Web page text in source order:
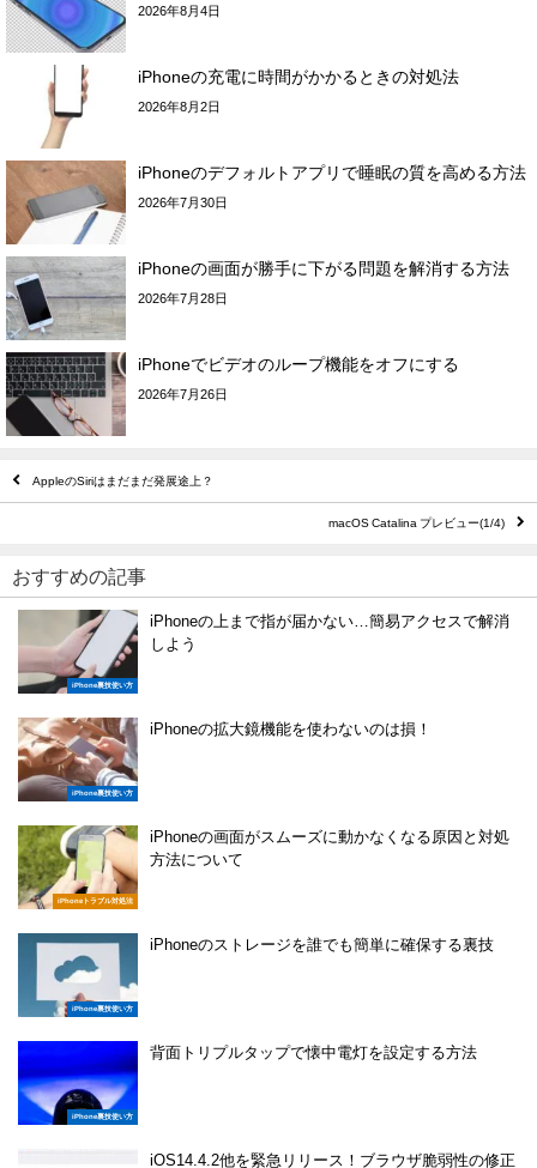
2026年8月4日
iPhoneの充電に時間がかかるときの対処法
2026年8月2日
iPhoneのデフォルトアプリで睡眠の質を高める方法
2026年7月30日
iPhoneの画面が勝手に下がる問題を解消する方法
2026年7月28日
iPhoneでビデオのループ機能をオフにする
2026年7月26日
AppleのSiriはまだまだ発展途上？
macOS Catalina プレビュー(1/4)
おすすめの記事
iPhone裏技使い方
iPhoneの上まで指が届かない…簡易アクセスで解消
しよう
iPhone裏技使い方
iPhoneの拡大鏡機能を使わないのは損！
iPhoneトラブル対処法
iPhoneの画面がスムーズに動かなくなる原因と対処
方法について
iPhone裏技使い方
iPhoneのストレージを誰でも簡単に確保する裏技
iPhone裏技使い方
背面トリプルタップで懐中電灯を設定する方法
iOS14.4.2他を緊急リリース！ブラウザ脆弱性の修正